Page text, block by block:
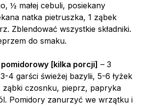
½ małej cebuli, posiekany
natka pietruszka, 1 ząbek
Zblendować wszystkie składniki.
do smaku.
[kilka porcji] – 3
4 garści świeżej bazylii, 5-6 łyżek
czosnku, pieprz, papryka
Pomidory zanurzyć we wrzątku i